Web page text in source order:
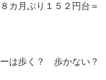
カ月ぶり１５２円台＝
は歩く？ 歩かない？